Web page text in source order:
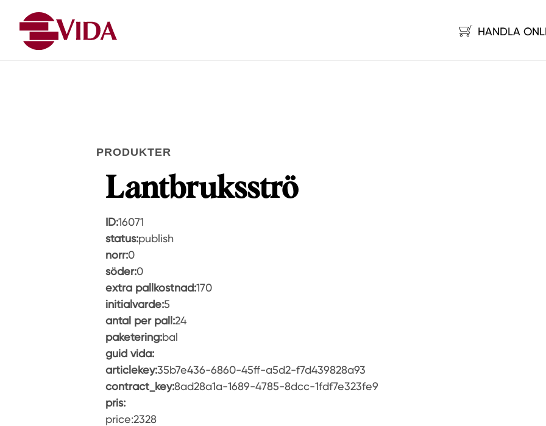
HANDLA
PRODUKTER
Lantbruksströ
ID:16071
status:publish
norr:0
söder:0
extra pallkostnad:170
initialvarde:5
antal per pall:24
paketering:bal
guid vida:
articlekey:35b7e436-6860-45ff-a5d2-f7d439828a93
contract_key:8ad28a1a-1689-4785-8dcc-1fdf7e323fe9
pris:
price:2328